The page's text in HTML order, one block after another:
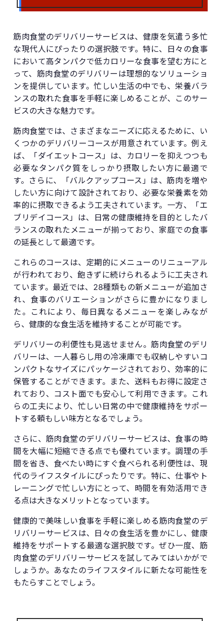
筋肉食堂のデリバリーサービスは、健康を気遣う多忙
な現代人にぴったりの選択肢です。特に、日々の食事
において高タンパクで低カロリーな食事を望む方にと
って、筋肉食堂のデリバリーは理想的なソリューショ
ンを提供しています。忙しい生活の中でも、栄養バラ
ンスの取れた食事を手軽に楽しめることが、このサー
ビスの大きな魅力です。
筋肉食堂では、さまざまなニーズに応えるために、い
くつかのデリバリーコースが用意されています。例え
ば、「ダイエットコース」は、カロリーを抑えつつも
必要なタンパク質をしっかり摂取したい方に最適で
す。さらに、「バルクアップコース」は、筋肉を増や
したい方に向けて設計されており、必要な栄養素を効
率的に摂取できるよう工夫されています。一方、「エ
ブリデイコース」は、日常の健康維持を目的としたバ
ランスの取れたメニューが揃っており、家庭での食事
の延長として最適です。
これらのコースは、定期的にメニューのリニューアル
が行われており、飽きずに続けられるように工夫され
ています。最近では、28種類もの新メニューが追加さ
れ、食事のバリエーションがさらに豊かになりまし
た。これにより、毎日異なるメニューを楽しみなが
ら、健康的な食生活を維持することが可能です。
デリバリーの利便性も見逃せません。筋肉食堂のデリ
バリーは、一人暮らし用の冷凍庫でも収納しやすいコ
ンパクトなサイズにパッケージされており、効率的に
保管することができます。また、送料もお得に設定さ
れており、コスト面でも安心して利用できます。これ
らの工夫により、忙しい日常の中で健康維持をサポー
トする頼もしい味方となるでしょう。
さらに、筋肉食堂のデリバリーサービスは、食事の時
間を大幅に短縮できる点でも優れています。調理の手
間を省き、食べたい時にすぐ食べられる利便性は、現
代のライフスタイルにぴったりです。特に、仕事やト
レーニングで忙しい方にとって、時間を有効活用でき
る点は大きなメリットとなっています。
健康的で美味しい食事を手軽に楽しめる筋肉食堂のデ
リバリーサービスは、日々の食生活を豊かにし、健康
維持をサポートする最適な選択肢です。ぜひ一度、筋
肉食堂のデリバリーサービスを試してみてはいかがで
しょうか。あなたのライフスタイルに新たな可能性を
もたらすことでしょう。